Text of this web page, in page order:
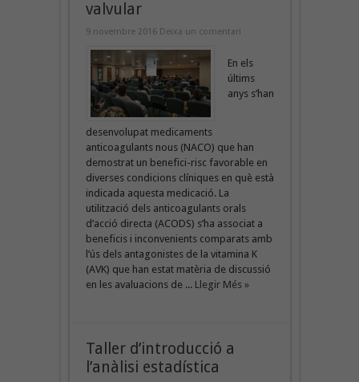
valvular
9 novembre 2016 Deixa un comentari
En els
últims
anys s’han
desenvolupat medicaments
anticoagulants nous (NACO) que han
demostrat un benefici-risc favorable en
diverses condicions clíniques en què està
indicada aquesta medicació. La
utilització dels anticoagulants orals
d’acció directa (ACODS) s’ha associat a
beneficis i inconvenients comparats amb
l’ús dels antagonistes de la vitamina K
(AVK) que han estat matèria de discussió
en les avaluacions de ... Llegir Més »
Taller d’introducció a
l’anàlisi estadística